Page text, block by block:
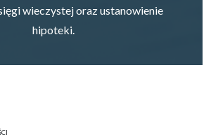
wieczystej oraz ustanowienie
hipoteki.